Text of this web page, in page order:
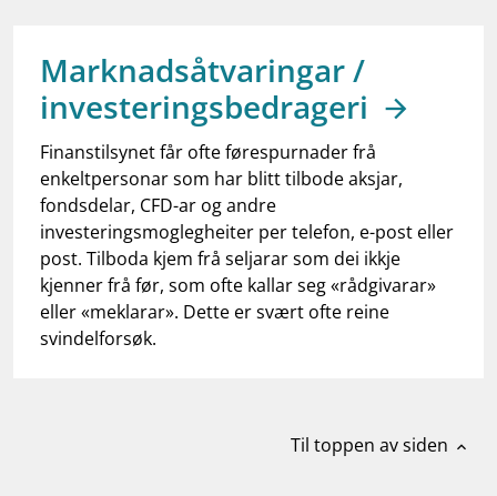
dashboardInformasjon for investorer
notifications_noneAbonner på nyhetsvarsel
Marknadsåtvaringar /
investeringsbedrageri
Finanstilsynet får ofte førespurnader frå
enkeltpersonar som har blitt tilbode aksjar,
fondsdelar, CFD-ar og andre
investeringsmoglegheiter per telefon, e-post eller
post. Tilboda kjem frå seljarar som dei ikkje
kjenner frå før, som ofte kallar seg «rådgivarar»
eller «meklarar». Dette er svært ofte reine
svindelforsøk.
Til toppen av siden expand_less